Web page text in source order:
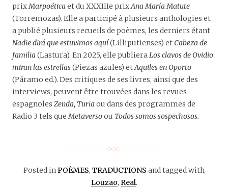
prixMarpoéticaet du XXXIIIe prixAna María Matute
(Torremozas). Elle a participé à plusieurs anthologies et
a publié plusieurs recueils de poèmes, les derniers étant
Nadie dirá que estuvimos aquí(Lilliputienses) etCabeza de
familia(Lastura). En 2025, elle publieraLos clavos de Ovidio
miran las estrellas(Piezas azules) etAquiles en Oporto
(Páramo ed.). Des critiques de ses livres, ainsi que des
interviews, peuvent être trouvées dans les revues
espagnoles Zenda, Turiaou dans des programmes de
Radio 3 tels queMetaversoou Todos somos sospechosos.
Posted inPOÈMES, TRADUCTIONS and tagged with
Louzao, Real.